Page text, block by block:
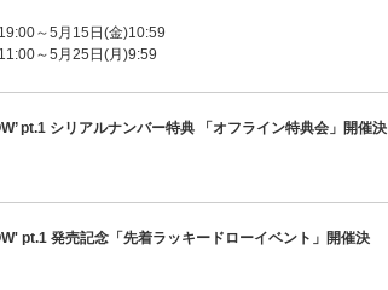
～5月15日(金)10:59
～5月25日(月)9:59
pt.1 シリアルナンバー特典 「オフライン特典会」開催決
pt.1 発売記念「先着ラッキードローイベント」開催決